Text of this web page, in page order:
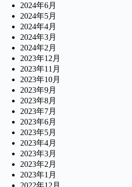
2024年6月
2024年5月
2024年4月
2024年3月
2024年2月
2023年12月
2023年11月
2023年10月
2023年9月
2023年8月
2023年7月
2023年6月
2023年5月
2023年4月
2023年3月
2023年2月
2023年1月